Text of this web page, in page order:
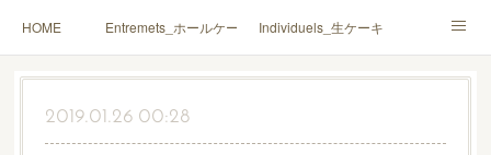
HOME Entremets_ホールケーキ Individuels_生ケーキ
Gâteaux secs_焼菓子 Coffrets Cadeaux_詰合せ
2019.01.26 00:28